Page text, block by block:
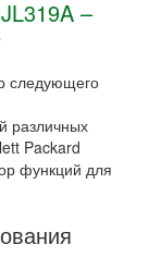
–
следующего
различных
Packard
функций для